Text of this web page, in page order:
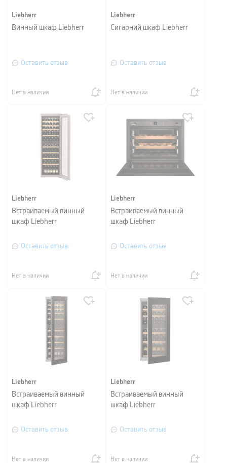
Liebherr
Винный шкаф Liebherr
Оставить отзыв
Нет в наличии
Liebherr
Сигарний шкаф Liebherr
Оставить отзыв
Нет в наличии
Liebherr
Встраиваемый винный
шкаф Liebherr
Оставить отзыв
Нет в наличии
Liebherr
Встраиваемый винный
шкаф Liebherr
Оставить отзыв
Нет в наличии
Liebherr
Встраиваемый винный
шкаф Liebherr
Оставить отзыв
Нет в наличии
Liebherr
Встраиваемый винный
шкаф Liebherr
Оставить отзыв
Нет в наличии